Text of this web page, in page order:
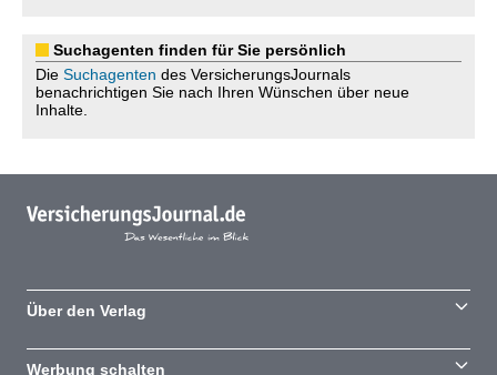
Suchagenten finden für Sie persönlich
Die Suchagenten des VersicherungsJournals
benachrichtigen Sie nach Ihren Wünschen über neue
Inhalte.
Über den Verlag
Werbung schalten